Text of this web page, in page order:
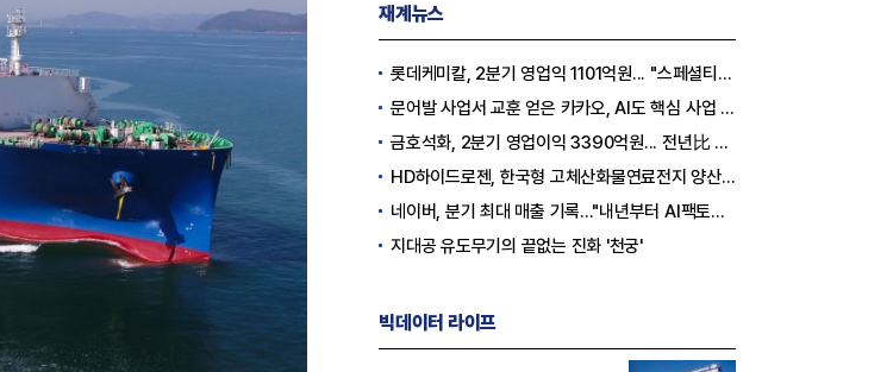
재계뉴스
롯데케미칼, 2분기 영업익 1101억원... "스페셜티 전환 가속"
문어발 사업서 교훈 얻은 카카오, AI도 핵심 사업 '선택과 집중'
금호석화, 2분기 영업이익 3390억원... 전년比 419% 급증
HD하이드로젠, 한국형 고체산화물연료전지 양산체계 구축
네이버, 분기 최대 매출 기록..."내년부터 AI팩토리 수익 날 것"
지대공 유도무기의 끝없는 진화 '천궁'
빅데이터 라이프